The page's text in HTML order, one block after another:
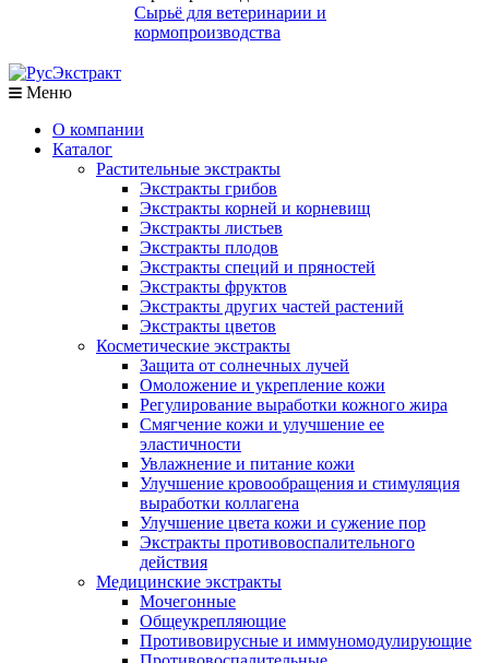
Сырьё для ветеринарии и
кормопроизводства
Меню
О компании
Каталог
Растительные экстракты
Экстракты грибов
Экстракты корней и корневищ
Экстракты листьев
Экстракты плодов
Экстракты специй и пряностей
Экстракты фруктов
Экстракты других частей растений
Экстракты цветов
Косметические экстракты
Защита от солнечных лучей
Омоложение и укрепление кожи
Регулирование выработки кожного жира
Смягчение кожи и улучшение ее
эластичности
Увлажнение и питание кожи
Улучшение кровообращения и стимуляция
выработки коллагена
Улучшение цвета кожи и сужение пор
Экстракты противовоспалительного
действия
Медицинские экстракты
Мочегонные
Общеукрепляющие
Противовирусные и иммуномодулирующие